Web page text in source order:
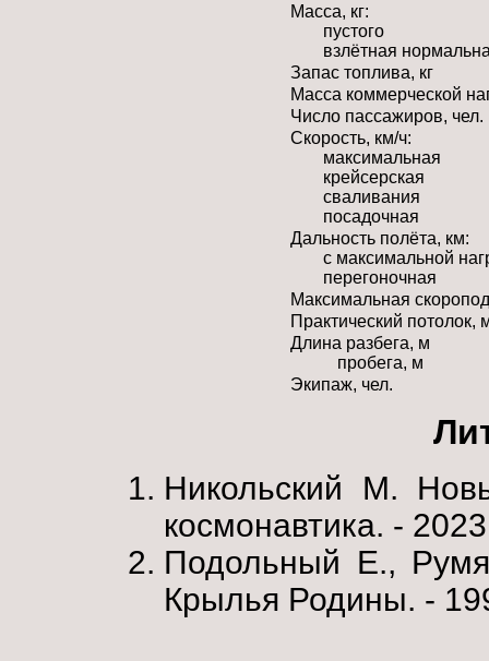
Масса, кг:
пустого
взлётная
Запас топлива, кг
Масса коммерческой
Число пассажиров, чел.
Скорость, км/ч:
максимальная
крейсерская
сваливания
посадочная
Дальность полёта, км:
с максимальной
перегоночная
Максимальная
Практический потолок,
Длина разбега, м
пробега, м
Экипаж, чел.
Никольский М.
космонавтика. -
Подольный Е.,
Крылья Родины. -